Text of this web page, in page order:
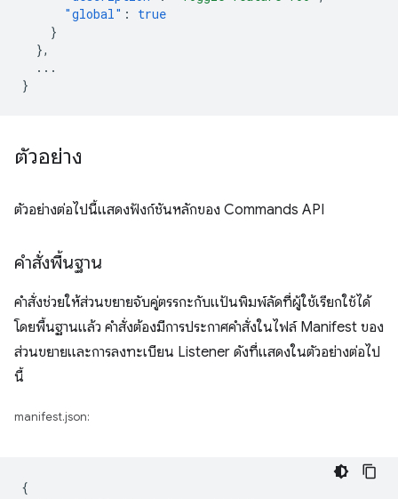
"global" :
true
}
},
...
}
ตัวอย่าง
ตัวอย่างต่อไปนี้แสดงฟังก์ชันหลักของ Commands API
คำสั่งพื้นฐาน
คำสั่งช่วยให้ส่วนขยายจับคู่ตรรกะกับแป้นพิมพ์ลัดที่ผู้ใช้เรียกใช้ได้
โดยพื้นฐานแล้ว คำสั่งต้องมีการประกาศคำสั่งในไฟล์ Manifest ของ
ส่วนขยายและการลงทะเบียน Listener ดังที่แสดงในตัวอย่างต่อไป
นี้
manifest.json:
{